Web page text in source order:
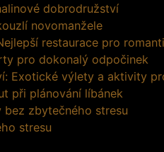
dobrodružství
novomanžele
restaurace pro
pro dokonalý odpočinek
Exotické výlety a aktivity
při plánování líbánek
bez zbytečného stresu
stresu